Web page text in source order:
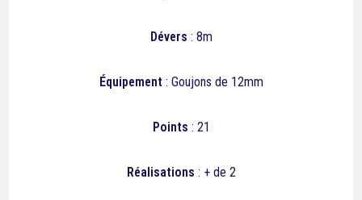
Dévers : 8m
Équipement: Goujons de 12mm
Points : 21
Réalisations : + de 2